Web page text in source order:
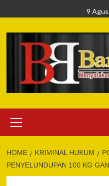
to
content
9
Menu
HOME KRIMINAL HUKUM
PENYELUNDUPAN 100 KG